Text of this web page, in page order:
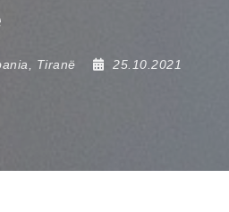
Tiranë
25.10.2021